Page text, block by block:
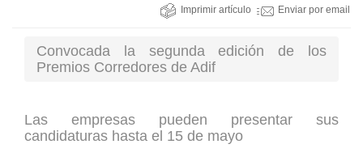
Imprimir artículo Enviar por email
Convocada la segunda edición de los
Premios Corredores de Adif
Las empresas pueden presentar sus
candidaturas hasta el 15 de mayo